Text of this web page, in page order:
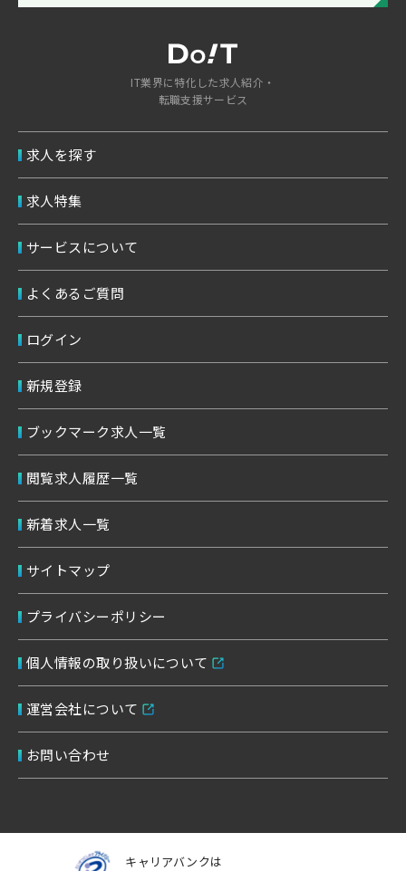
IT業界に特化した求人紹介・
転職支援サービス
求人を探す
求人特集
サービスについて
よくあるご質問
ログイン
新規登録
ブックマーク求人一覧
閲覧求人履歴一覧
新着求人一覧
サイトマップ
プライバシーポリシー
個人情報の取り扱いについて
運営会社について
お問い合わせ
キャリアバンクは